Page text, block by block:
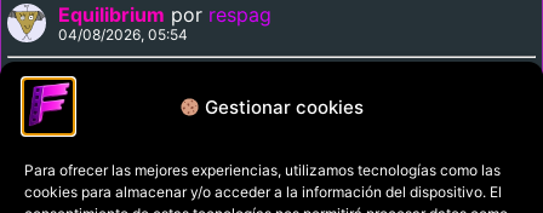
Gestionar cookies
Para ofrecer las mejores experiencias, utilizamos tecnologías como las
cookies para almacenar y/o acceder a la información del dispositivo. El
Equilibrium por respag
04/08/2026, 05:54
Midnight Express
03/08/2026, 22:11
Política de privacidad